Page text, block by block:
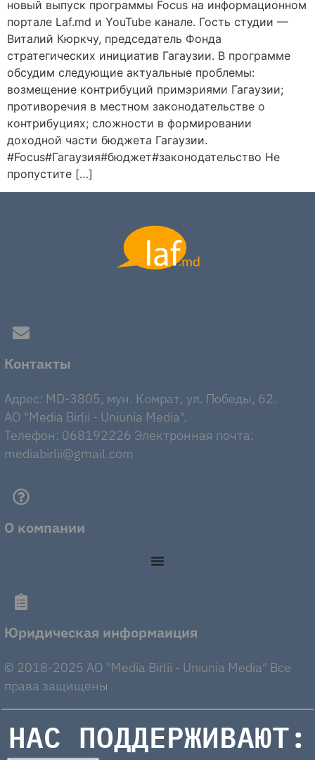
новый выпуск программы Focus на информационном
портале Laf.md и YouTube канале. Гость студии —
Виталий Кюркчу, председатель Фонда
стратегических инициатив Гагаузии. В программе
обсудим следующие актуальные проблемы:
возмещение контрибуций примэриями Гагаузии;
противоречия в местном законодательстве о
контрибуциях; сложности в формировании
доходной части бюджета Гагаузии.
#Focus#Гагаузия#бюджет#законодательство Не
пропустите […]
Контакты
Адрес: MD-3805, мун. Комрат, ул. Победы, 62.
AO "Media Birlii - Uniunia Media".
Телефон: 068192226 Электронная почта:
mediabirlii@gmail.com
О компании
Юридическая информаиция
© 2018-2025 AO "Media Birlii - Uniunia Media" Все
права защищены
НАС ПОДДЕРЖИВАЮТ: